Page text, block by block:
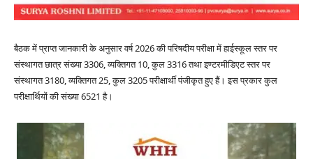
बैठक में प्राप्त जानकारी के अनुसार वर्ष 2026 की परिषदीय परीक्षा में हाईस्कूल स्तर पर
संस्थागत छात्र संख्या 3306, व्यक्तिगत 10, कुल 3316 तथा इण्टरमीडिएट स्तर पर
संस्थागत 3180, व्यक्तिगत 25, कुल 3205 परीक्षार्थी पंजीकृत हुए हैं। इस प्रकार कुल
परीक्षार्थियों की संख्या 6521 है।